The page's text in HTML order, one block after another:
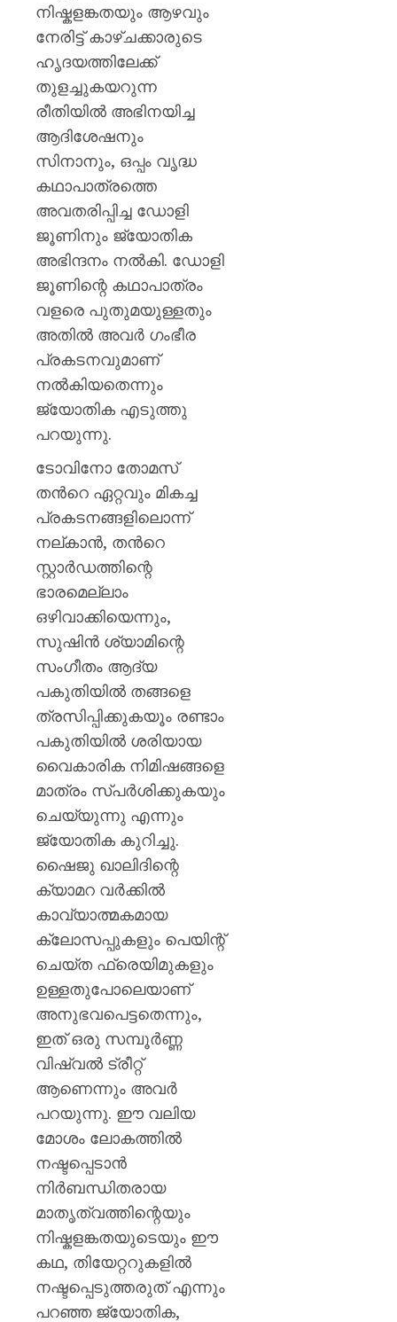
നിഷ്കളങ്കതയും ആഴവും
നേരിട്ട് കാഴ്ചക്കാരുടെ
ഹൃദയത്തിലേക്ക്
തുളച്ചുകയറുന്ന
രീതിയിൽ അഭിനയിച്ച
ആദിശേഷനും
സിനാനും, ഒപ്പം വൃദ്ധ
കഥാപാത്രത്തെ
അവതരിപ്പിച്ച ഡോളി
ജൂണിനും ജ്യോതിക
അഭിന്ദനം നൽകി. ഡോളി
ജൂണിന്റെ കഥാപാത്രം
വളരെ പുതുമയുള്ളതും
അതിൽ അവർ ഗംഭീര
പ്രകടനവുമാണ്
നൽകിയതെന്നും
ജ്യോതിക എടുത്തു
പറയുന്നു.
ടോവിനോ തോമസ്
തൻറെ ഏറ്റവും മികച്ച
പ്രകടനങ്ങളിലൊന്ന്
നല്കാൻ, തൻറെ
സ്റ്റാർഡത്തിന്റെ
ഭാരമെല്ലാം
ഒഴിവാക്കിയെന്നും,
സുഷിൻ ശ്യാമിന്റെ
സംഗീതം ആദ്യ
പകുതിയിൽ തങ്ങളെ
ത്രസിപ്പിക്കുകയൂം രണ്ടാം
പകുതിയിൽ ശരിയായ
വൈകാരിക നിമിഷങ്ങളെ
മാത്രം സ്പർശിക്കുകയും
ചെയ്യുന്നു എന്നും
ജ്യോതിക കുറിച്ചു.
ഷൈജു ഖാലിദിന്റെ
ക്യാമറ വർക്കിൽ
കാവ്യാത്മകമായ
ക്ലോസപ്പുകളും പെയിന്റ്
ചെയ്ത ഫ്രെയിമുകളും
ഉള്ളതുപോലെയാണ്
അനുഭവപെട്ടതെന്നും,
ഇത് ഒരു സമ്പൂർണ്ണ
വിഷ്വൽ ട്രീറ്റ്
ആണെന്നും അവർ
പറയുന്നു. ഈ വലിയ
മോശം ലോകത്തിൽ
നഷ്ടപ്പെടാൻ
നിർബന്ധിതരായ
മാതൃത്വത്തിന്റെയും
നിഷ്കളങ്കതയുടെയും ഈ
കഥ, തിയേറ്ററുകളിൽ
നഷ്ടപ്പെടുത്തരുത് എന്നും
പറഞ്ഞ ജ്യോതിക,